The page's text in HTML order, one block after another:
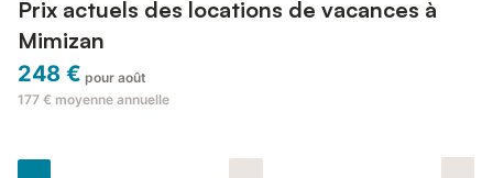
Prix actuels des locations de vacances à
Mimizan
248 € pour août
177 € moyenne annuelle